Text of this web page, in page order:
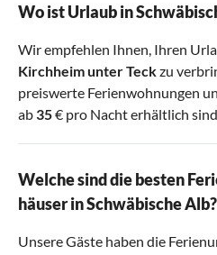
Wo ist Urlaub in
Wir empfehlen Ihnen, Ihren
Kirchheim unter Teckzu
preiswerte Ferienwohnungen
ab 35€ pro Nacht erhältlich
Welche sind die besten
häuser in Schwäbische Alb?
Unsere Gäste haben die